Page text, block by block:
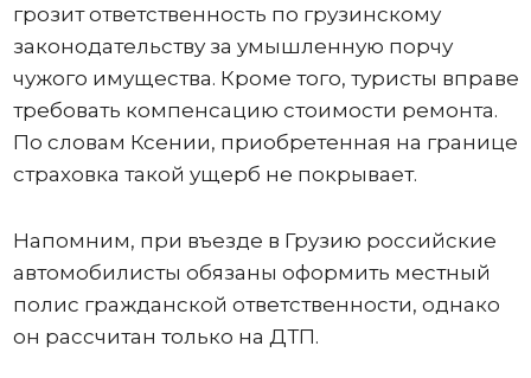
грозит ответственность по грузинскому
законодательству за умышленную порчу
чужого имущества. Кроме того, туристы вправе
требовать компенсацию стоимости ремонта.
По словам Ксении, приобретенная на границе
страховка такой ущерб не покрывает.
Напомним, при въезде в Грузию российские
автомобилисты обязаны оформить местный
полис гражданской ответственности, однако
он рассчитан только на ДТП.